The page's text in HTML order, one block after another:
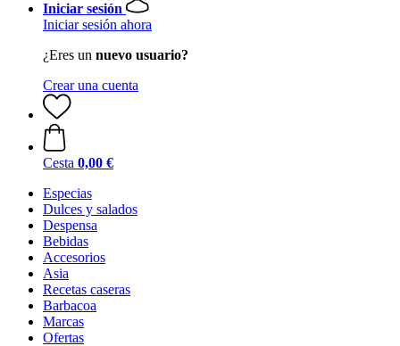
Iniciar sesión
Iniciar sesión ahora
¿Eres un nuevo usuario?
Crear una cuenta
Cesta 0,00 €
Especias
Dulces y salados
Despensa
Bebidas
Accesorios
Asia
Recetas caseras
Barbacoa
Marcas
Ofertas